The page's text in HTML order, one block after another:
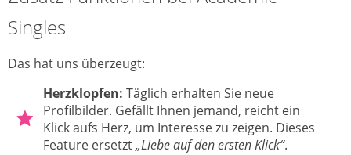
Singles
Das hat uns überzeugt:
Herzklopfen: Täglich erhalten Sie neue
Profilbilder. Gefällt Ihnen jemand, reicht ein
Klick aufs Herz, um Interesse zu zeigen. Dieses
Feature ersetzt„Liebe auf den ersten Klick“.